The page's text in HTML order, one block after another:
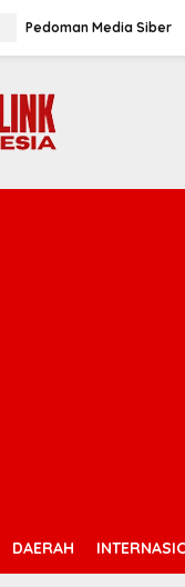
Pedoman Media Siber
DAERAH